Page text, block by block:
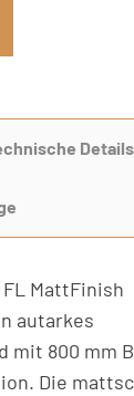
Details
FL MattFinish
autarkes
mit 800 mm
Die